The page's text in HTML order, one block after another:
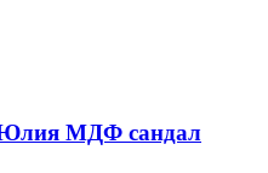
Юлия МДФ сандал